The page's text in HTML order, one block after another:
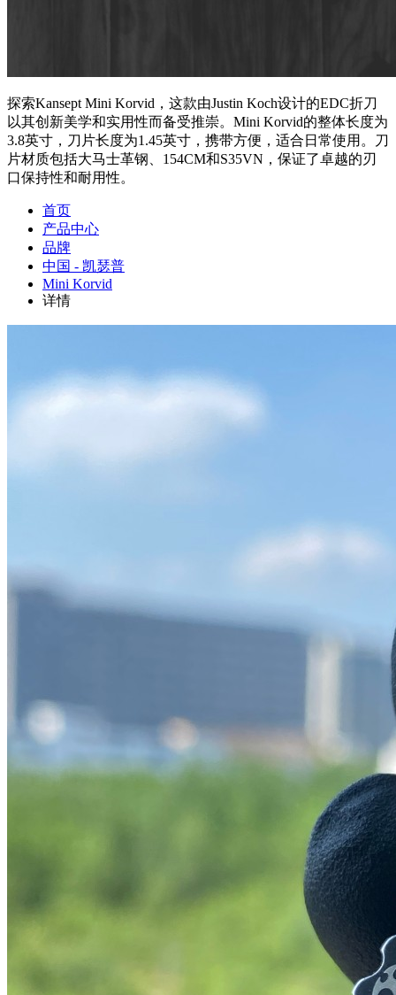
探索Kansept Mini Korvid，这款由Justin Koch设计的EDC折刀
以其创新美学和实用性而备受推崇。Mini Korvid的整体长度为
3.8英寸，刀片长度为1.45英寸，携带方便，适合日常使用。刀
片材质包括大马士革钢、154CM和S35VN，保证了卓越的刃
口保持性和耐用性。
首页
产品中心
品牌
中国 - 凯瑟普
Mini Korvid
详情